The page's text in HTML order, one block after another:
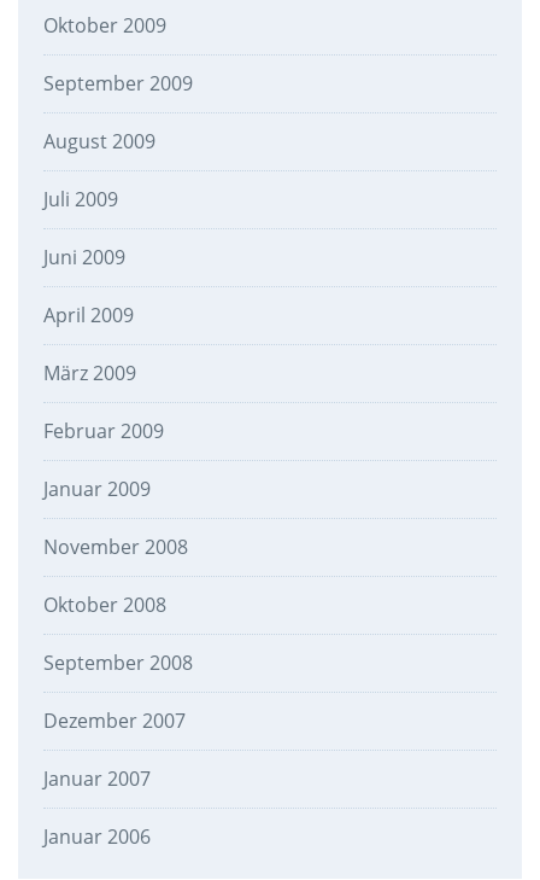
Oktober 2009
September 2009
August 2009
Juli 2009
Juni 2009
April 2009
März 2009
Februar 2009
Januar 2009
November 2008
Oktober 2008
September 2008
Dezember 2007
Januar 2007
Januar 2006